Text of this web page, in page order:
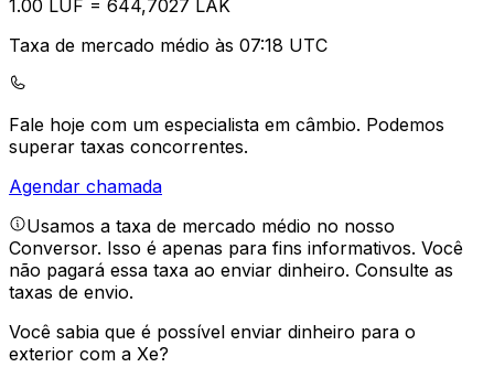
1.00 LUF = 644,7027 LAK
Taxa de mercado médio às 07:18 UTC
Fale hoje com um especialista em câmbio. Podemos
superar taxas concorrentes.
Agendar chamada
Usamos a taxa de mercado médio no nosso
Conversor. Isso é apenas para fins informativos. Você
não pagará essa taxa ao enviar dinheiro. Consulte as
taxas de envio.
Você sabia que é possível enviar dinheiro para o
exterior com a Xe?